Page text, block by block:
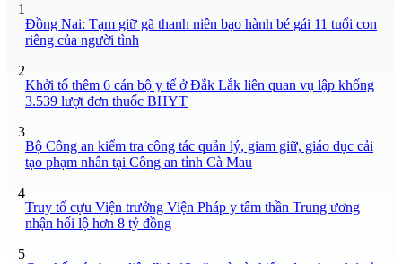
1
Đồng Nai: Tạm giữ gã thanh niên bạo hành bé gái 11 tuổi con
riêng của người tình
2
Khởi tố thêm 6 cán bộ y tế ở Đắk Lắk liên quan vụ lập khống
3.539 lượt đơn thuốc BHYT
3
Bộ Công an kiểm tra công tác quản lý, giam giữ, giáo dục cải
tạo phạm nhân tại Công an tỉnh Cà Mau
4
Truy tố cựu Viện trưởng Viện Pháp y tâm thần Trung ương
nhận hối lộ hơn 8 tỷ đồng
5